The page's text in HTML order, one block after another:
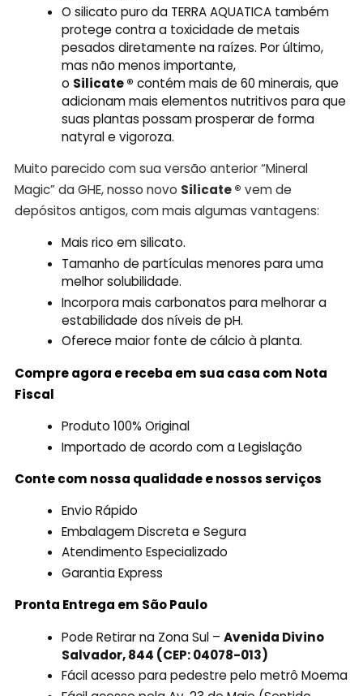
O silicato puro da TERRA AQUATICA também
protege contra a toxicidade de metais
pesados diretamente na raízes. Por último,
mas não menos importante,
o Silicate ® contém mais de 60 minerais, que
adicionam mais elementos nutritivos para que
suas plantas possam prosperar de forma
natyral e vigoroza.
Muito parecido com sua versão anterior “Mineral
Magic” da GHE, nosso novo Silicate ® vem de
depósitos antigos, com mais algumas vantagens:
Mais rico em silicato.
Tamanho de partículas menores para uma
melhor solubilidade.
Incorpora mais carbonatos para melhorar a
estabilidade dos níveis de pH.
Oferece maior fonte de cálcio à planta.
Compre agora e receba em sua casa com Nota
Fiscal
Produto 100% Original
Importado de acordo com a Legislação
Conte com nossa qualidade e nossos serviços
Envio Rápido
Embalagem Discreta e Segura
Atendimento Especializado
Garantia Express
Pronta Entrega em São Paulo
Pode Retirar na Zona Sul –Avenida Divino
Salvador, 844 (CEP: 04078-013)
Fácil acesso para pedestre pelo metrô Moema